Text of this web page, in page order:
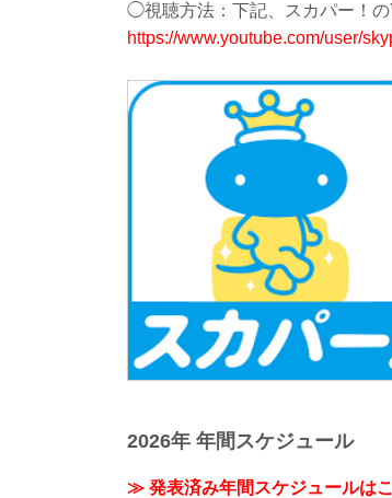
◯視聴方法：下記、スカパー！の
https://www.youtube.com/user/
2026年 年間スケジュール
≫ 発表済み年間スケジュールは